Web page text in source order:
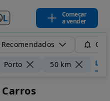
Começar
a vender
Porto 50 km